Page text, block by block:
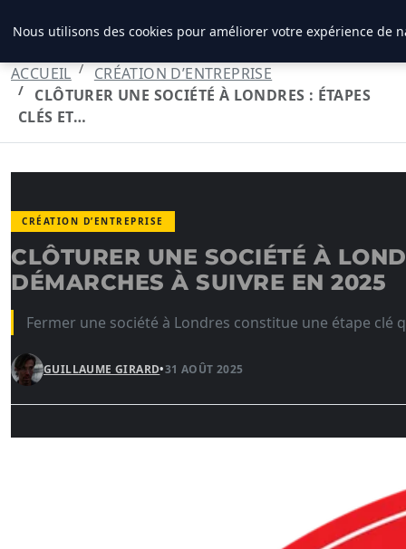
LPO CONSULTING
ACCUEIL
CRÉATION D’ENTREPRISE
CLÔTURER UNE SOCIÉTÉ À LONDRES : ÉTAPES
CLÉS ET…
CRÉATION D’ENTREPRISE
CLÔTURER UNE SOCIÉTÉ À
DÉMARCHES À SUIVRE EN 2025
Fermer une société à Londres constitue une étape
GUILLAUME GIRARD•31 AOÛT 2025
Nous utilisons des cookies pour améliorer votre expérience